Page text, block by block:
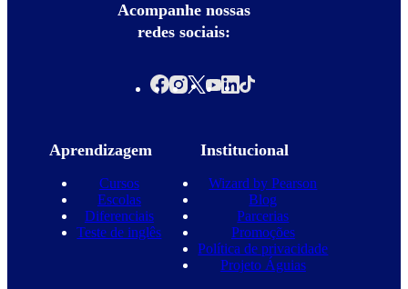
Acompanhe nossas
redes sociais:
Aprendizagem
Cursos
Escolas
Diferenciais
Teste de inglês
Institucional
Wizard by Pearson
Blog
Parcerias
Promoções
Política de privacidade
Projeto Águias